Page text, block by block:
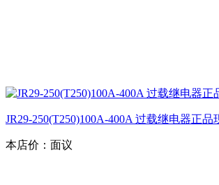
JR29-250(T250)100A-400A 过载继电器正品
本店价： 面议